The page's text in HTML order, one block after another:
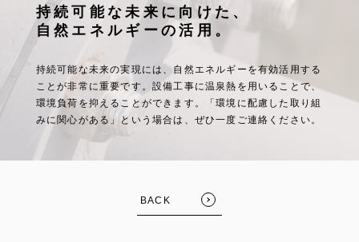
持続可能な未来に向けた、
自然エネルギーの活用。
持続可能な未来の実現には、自然エネルギーを有効活用する
ことが非常に重要です。 設備工事に温泉熱を用いることで、
環境負荷を抑えることができます。
「環境に配慮した取り組
みに関心がある」という場合は、ぜひ一度ご連絡ください。
BACK